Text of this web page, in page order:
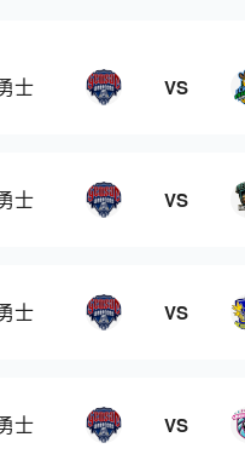
士 VS
士 VS
士 VS
士 VS